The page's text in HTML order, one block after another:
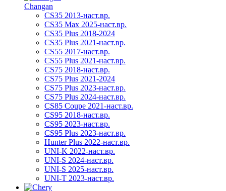
Changan
CS35 2013-наст.вр.
CS35 Max 2025-наст.вр.
CS35 Plus 2018-2024
CS35 Plus 2021-наст.вр.
CS55 2017-наст.вр.
CS55 Plus 2021-наст.вр.
CS75 2018-наст.вр.
CS75 Plus 2021-2024
CS75 Plus 2023-наст.вр.
CS75 Plus 2024-наст.вр.
CS85 Coupe 2021-наст.вр.
CS95 2018-наст.вр.
CS95 2023-наст.вр.
CS95 Plus 2023-наст.вр.
Hunter Plus 2022-наст.вр.
UNI-K 2022-наст.вр.
UNI-S 2024-наст.вр.
UNI-S 2025-наст.вр.
UNI-T 2023-наст.вр.